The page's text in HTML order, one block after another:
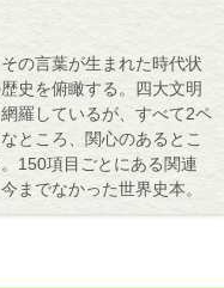
の言葉が生まれた時代状
史を俯瞰する。四大文明
羅しているが、すべて2ペ
ところ、関心のあるとこ
150項目ごとにある関連
までなかった世界史本。